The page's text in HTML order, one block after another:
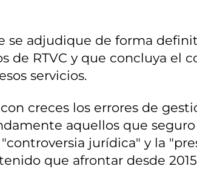
se adjudique de forma
de RTVC y que concluya el
servicios.
creces los errores de
aquellos que
jurídica" y la
que afrontar desde